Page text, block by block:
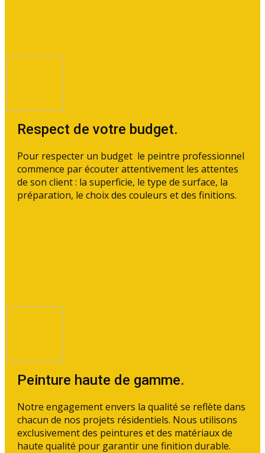
Respect de votre budget.
Pour respecter un budget le peintre professionnel
commence par écouter attentivement les attentes
de son client : la superficie, le type de surface, la
préparation, le choix des couleurs et des finitions.
Peinture haute de gamme.
Notre engagement envers la qualité se reflète dans
chacun de nos projets résidentiels. ​Nous utilisons
exclusivement des peintures et des matériaux de
haute qualité pour garantir une finition durable.